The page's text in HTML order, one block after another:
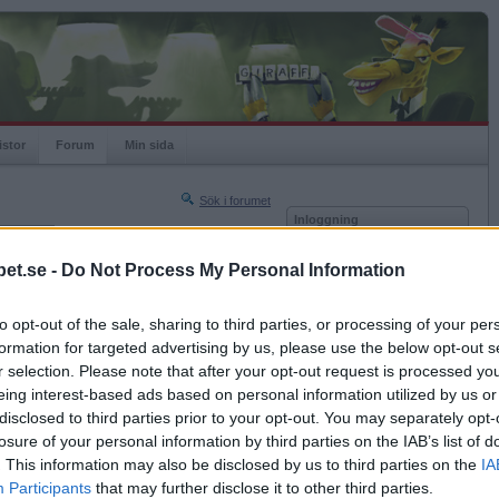
- Do Not Process My Personal Information
opt-out of the sale, sharing to third parties, or processing of your
for targeted advertising by us, please use the below opt-out
selection. Please note that after your opt-out request is processed
interest-based ads based on personal information utilized by us
to third parties prior to your opt-out. You may separately
of your personal information by third parties on the IAB’s list of
This information may also be disclosed by us to third parties on the
Participants that may further disclose it to other third parties.
Forum Min sida
Sök i forumet
Nästa sida »
2008-12-23 23:51
Inloggning
Kom ihåg mig
Glömt ditt lösenord?
Få ny aktiveringslänk
Betapet är gratis!